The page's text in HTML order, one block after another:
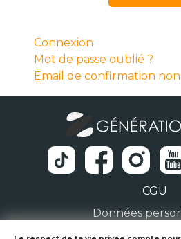
Connexion
Mot de passe oublié ?
Email de confirmation
CGU
Données